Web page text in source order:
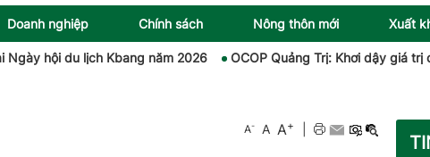
Doanh nghiệp Chính sách Nông thôn mới Xuất
hội du lịch Kbang năm 2026 OCOP Quảng Trị: Khơi dậy giá trị đặc
A- A A+